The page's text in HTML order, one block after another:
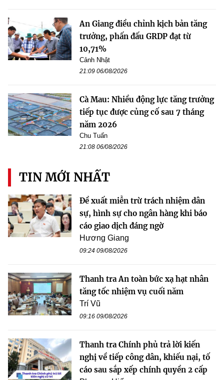
An Giang điều chỉnh kịch bản tăng
trưởng, phấn đấu GRDP đạt từ
10,71%
Cảnh Nhật
21:09 06/08/2026
Cà Mau: Nhiều động lực tăng trưởng
tiếp tục được củng cố sau 7 tháng
năm 2026
Chu Tuấn
21:08 06/08/2026
TIN MỚI NHẤT
Đề xuất miễn trừ trách nhiệm dân
sự, hình sự cho ngân hàng khi báo
cáo giao dịch đáng ngờ
Hương Giang
09:24 09/08/2026
Thanh tra An toàn bức xạ hạt nhân
tăng tốc nhiệm vụ cuối năm
Trí Vũ
09:16 09/08/2026
Thanh tra Chính phủ trả lời kiến
nghị về tiếp công dân, khiếu nại, tố
cáo sau sắp xếp chính quyền 2 cấp